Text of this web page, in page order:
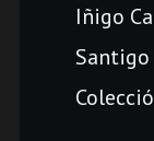
Iñigo
Santigo